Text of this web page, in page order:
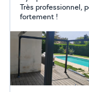
Très professionnel,
fortement !